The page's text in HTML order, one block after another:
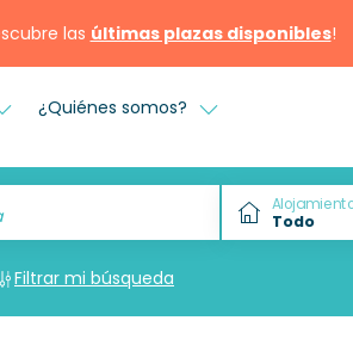
las últimas plazas disponibles!
¿Quiénes somos?
Filtrar mi búsqueda